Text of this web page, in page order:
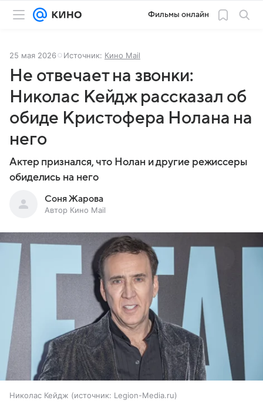
Фильмы онлайн
25 мая 2026 Источник: Кино Mail
Не отвечает на звонки:
Николас Кейдж рассказал об
обиде Кристофера Нолана на
него
Актер признался, что Нолан и другие режиссеры
обиделись на него
Соня Жарова
Автор Кино Mail
Николас Кейдж источник: Legion-Media.ru